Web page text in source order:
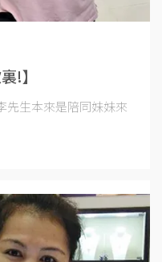
!】
先生本來是陪同妹妹來